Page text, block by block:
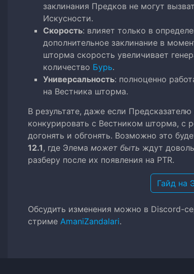
заклинания Предков не могут
Искусности.
Скорость: влияет только в
дополнительное заклинание в
шторма скорость увеличивает
количество Бурь.
Универсальность: полноценно
на Вестника шторма.
В результате, даже если
конкурировать с Вестником шторма, с
догонять и обгонять. Возможно это
12.1, где Элема может быть ждут
разберу после их появления на PTR.
Гайд на
Обсудить изменения можно в Discord-
стриме AmaniZandalari.